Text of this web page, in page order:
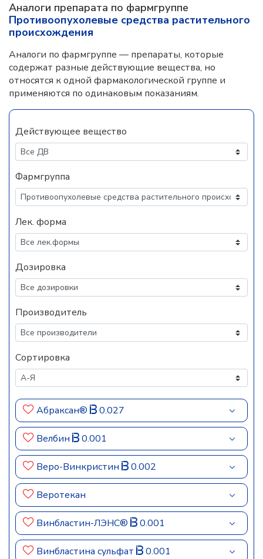
Аналоги препарата по фармгруппе
Противоопухолевые средства растительного
происхождения
Аналоги по фармгруппе — препараты, которые
содержат разные действующие вещества, но
относятся к одной фармакологической группе и
применяются по одинаковым показаниям.
Действующее вещество
Фармгруппа
Лек. форма
Дозировка
Производитель
Сортировка
Абраксан® 0.027
Велбин 0.001
Веро-Винкристин 0.002
Веротекан
Винбластин-ЛЭНС® 0.001
Винбластина сульфат 0.001